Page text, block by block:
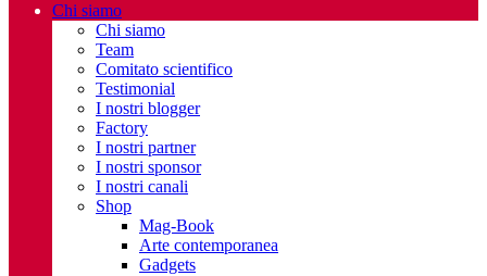
Chi siamo
Chi siamo
Team
Comitato scientifico
Testimonial
I nostri blogger
Factory
I nostri partner
I nostri sponsor
I nostri canali
Shop
Mag-Book
Arte contemporanea
Gadgets